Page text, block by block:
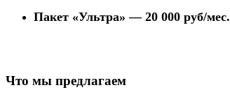
Пакет «Ультра» — 20 000 руб/мес.
Что мы предлагаем